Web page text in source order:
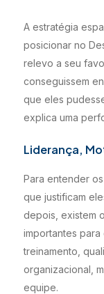
A estratégia
posicionar no
relevo a seu
conseguissem
que eles
explica uma
Liderança,
Para entender
que justificam
depois, existem
importantes
treinamento,
organizacional,
equipe.